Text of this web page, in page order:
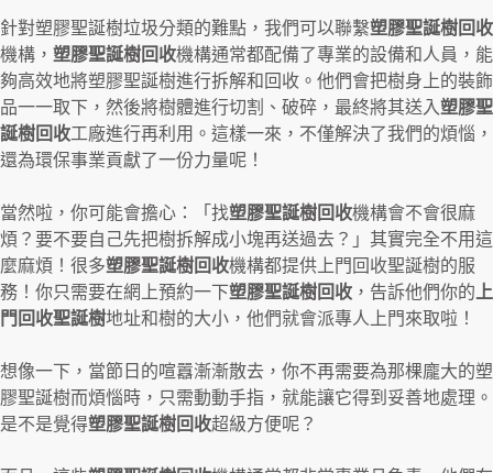
針對塑膠聖誕樹垃圾分類的難點，我們可以聯繫塑膠聖誕樹回收
機構， 塑膠聖誕樹回收機構通常都配備了專業的設備和人員，能
夠高效地將塑膠聖誕樹進行拆解和回收。他們會把樹身上的裝飾
品一一取下，然後將樹體進行切割、破碎，最終將其送入塑膠聖
誕樹回收工廠進行再利用。這樣一來，不僅解決了我們的煩惱，
還為環保事業貢獻了一份力量呢！
當然啦，你可能會擔心：「找塑膠聖誕樹回收機構會不會很麻
煩？要不要自己先把樹拆解成小塊再送過去？」其實完全不用這
麼麻煩！很多塑膠聖誕樹回收機構都提供上門回收聖誕樹的服
務！你只需要在網上預約一下塑膠聖誕樹回收 ，告訴他們你的 上
門回收聖誕樹地址和樹的大小，他們就會派專人上門來取啦！
想像一下，當節日的喧囂漸漸散去，你不再需要為那棵龐大的塑
膠聖誕樹而煩惱時，只需動動手指，就能讓它得到妥善地處理。
是不是覺得塑膠聖誕樹回收超級方便呢？